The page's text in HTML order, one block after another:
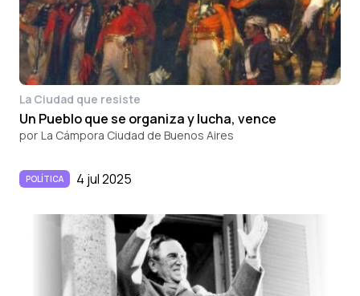
La Ciudad que resiste
Un Pueblo que se organiza y lucha, vence
por La Cámpora Ciudad de Buenos Aires
POLÍTICA 4 jul 2025